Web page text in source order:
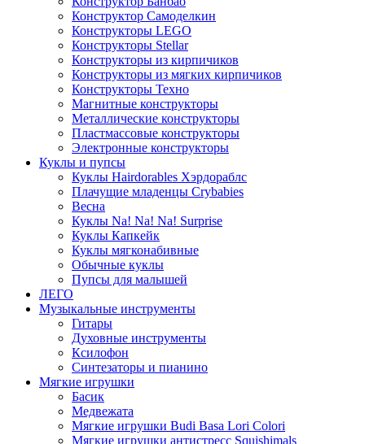
Конструктор Самоделкин
Конструкторы LEGO
Конструкторы Stellar
Конструкторы из кирпичиков
Конструкторы из мягких кирпичиков
Конструкторы Техно
Магнитные конструкторы
Металлические конструкторы
Пластмассовые конструкторы
Электронные конструкторы
Куклы и пупсы
Куклы Hairdorables Хэрдораблс
Плачущие младенцы Crybabies
Весна
Куклы Na! Na! Na! Surprise
Куклы Капкейк
Куклы мягконабивные
Обычные куклы
Пупсы для малышей
ЛЕГО
Музыкальные инструменты
Гитары
Духовные инструменты
Ксилофон
Синтезаторы и пианино
Мягкие игрушки
Басик
Медвежата
Мягкие игрушки Budi Basa Lori Colori
Мягкие игрушки антистресс Squishimals